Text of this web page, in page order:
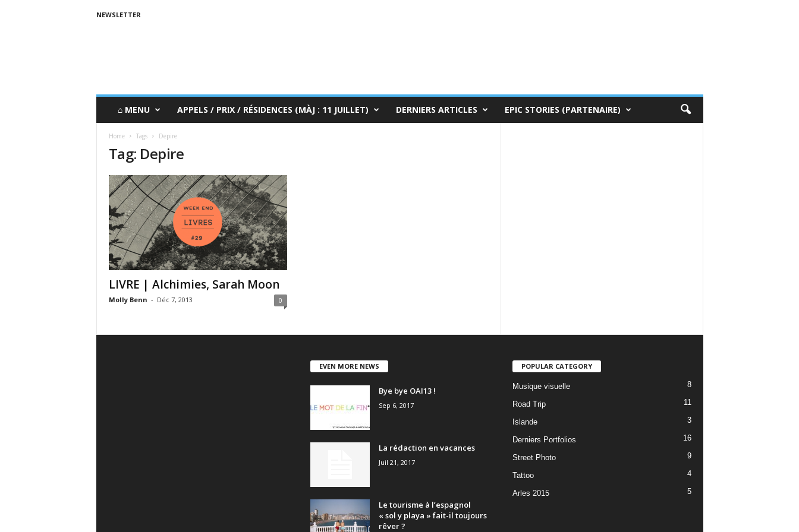
NEWSLETTER
⌂ MENU APPELS / PRIX / RÉSIDENCES (MÀJ : 11 JUILLET) DERNIERS ARTICLES EPIC STORIES (PARTENAIRE)
Home Tags Depire
Tag: Depire
LIVRE | Alchimies, Sarah Moon
Molly Benn - Déc 7, 2013 0
EVEN MORE NEWS
Bye bye OAI13 !
Sep 6, 2017
La rédaction en vacances
Juil 21, 2017
Le tourisme à l’espagnol
« sol y playa » fait-il toujours
rêver ?
POPULAR CATEGORY
Musique visuelle 8
Road Trip 11
Islande 3
Derniers Portfolios 16
Street Photo 9
Tattoo 4
Arles 2015 5